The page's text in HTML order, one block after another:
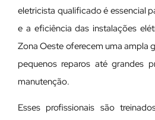
eletricista qualificado é essencial
e a eficiência das instalações
Zona Oeste oferecem uma ampla
pequenos reparos até grandes
manutenção.
Esses profissionais são